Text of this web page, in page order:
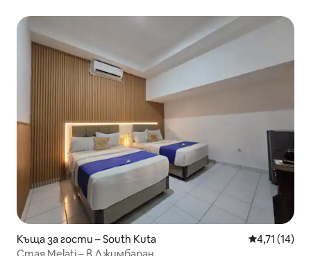
Къща за гости – South Kuta Средна
4,71 (14)